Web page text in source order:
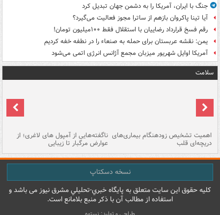
جنگ با ایران، آمریکا را به دشمن جهان تبدیل کرد
آیا تینا پاکروان بازهم از ساترا مجوز فعالیت می‌گیرد؟
رقم فسخ قرارداد رضاییان با استقلال فقط ۱۰۰میلیون تومان!
یمن: نقشه عربستان برای حمله به صنعاء را در نطفه خفه کردیم
آمریکا اوایل شهریور میزبان مجمع آژانس انرژی اتمی می‌شود
سلامت
اهمیت تشخیص زودهنگام بیماری‌های
دریچه‌ای قلب
ناگفته‌هایی از آمپول های لاغری؛ از
عوارض مرگبار تا زیبایی
نسخه دسکتاپ
کليه حقوق اين سايت متعلق به پایگاه خبري-تحليلي مشرق نيوز می باشد و
استفاده از مطالب آن با ذکر منبع بلامانع است.